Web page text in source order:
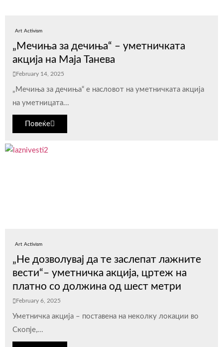
Art Activism
„Мечиња за дечиња“ – уметничката
акција на Маја Танева
February 14, 2025
„Мечиња за дечиња“ е насловот на уметничката акција
на уметницата...
Повеќе
Art Activism
„Не дозволувај да те заслепат лажните
вести“– уметничка акција, цртеж на
платно со должина од шест метри
February 6, 2025
Уметничка акција – поставена на неколку локации во
Скопје,...